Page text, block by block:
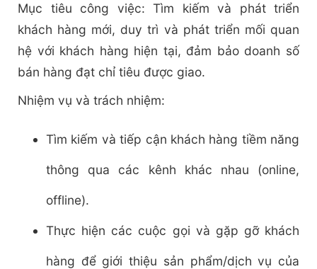
Mục tiêu công việc: Tìm kiếm và phát triển
khách hàng mới, duy trì và phát triển mối quan
hệ với khách hàng hiện tại, đảm bảo doanh số
bán hàng đạt chỉ tiêu được giao.
Nhiệm vụ và trách nhiệm:
Tìm kiếm và tiếp cận khách hàng tiềm năng
thông qua các kênh khác nhau (online,
offline).
Thực hiện các cuộc gọi và gặp gỡ khách
hàng để giới thiệu sản phẩm/dịch vụ của